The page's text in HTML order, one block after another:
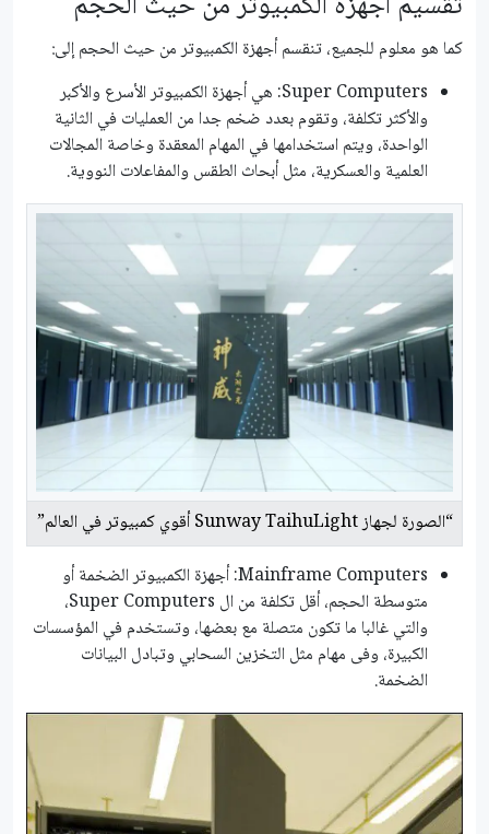
كما هو معلوم للجميع، تنقسم أجهزة الكمبيوتر من حيث الحجم إلى:
Super Computers: هي أجهزة الكمبيوتر الأسرع والأكبر
والأكثر تكلفة، وتقوم بعدد ضخم جدا من العمليات في الثانية
الواحدة، ويتم استخدامها في المهام المعقدة وخاصة المجالات
العلمية والعسكرية، مثل أبحاث الطقس والمفاعلات النووية.
“الصورة لجهاز Sunway TaihuLight أقوي كمبيوتر في العالم”
Mainframe Computers: أجهزة الكمبيوتر الضخمة أو
متوسطة الحجم، أقل تكلفة من ال Super Computers،
والتي غالبا ما تكون متصلة مع بعضها، وتستخدم في المؤسسات
الكبيرة، وفى مهام مثل التخزين السحابي وتبادل البيانات
الضخمة.